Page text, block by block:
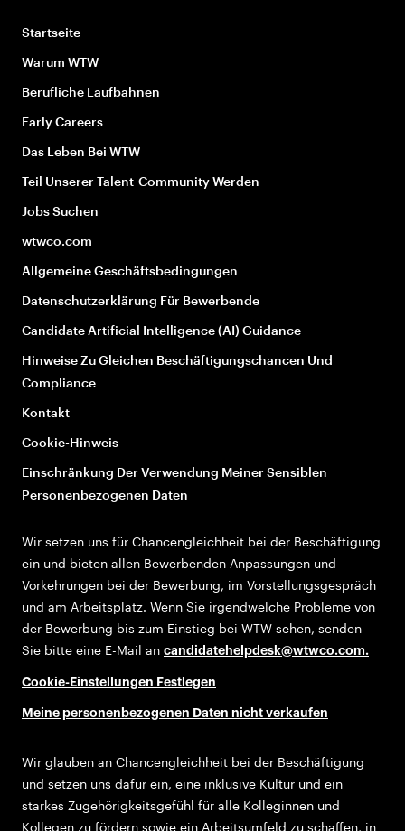
Startseite
Warum WTW
Berufliche Laufbahnen
Early Careers
Das Leben Bei WTW
Teil Unserer Talent-Community Werden
Jobs Suchen
wtwco.com
Allgemeine Geschäftsbedingungen
Datenschutzerklärung Für Bewerbende
Candidate Artificial Intelligence (AI) Guidance
Hinweise Zu Gleichen Beschäftigungschancen Und
Compliance
Kontakt
Cookie-Hinweis
Einschränkung Der Verwendung Meiner Sensiblen
Personenbezogenen Daten
Wir setzen uns für Chancengleichheit bei der Beschäftigung
ein und bieten allen Bewerbenden Anpassungen und
Vorkehrungen bei der Bewerbung, im Vorstellungsgespräch
und am Arbeitsplatz. Wenn Sie irgendwelche Probleme von
der Bewerbung bis zum Einstieg bei WTW sehen, senden
Sie bitte eine E-Mail an candidatehelpdesk@wtwco.com.
Cookie-Einstellungen Festlegen
Meine personenbezogenen Daten nicht verkaufen
Wir glauben an Chancengleichheit bei der Beschäftigung
und setzen uns dafür ein, eine inklusive Kultur und ein
starkes Zugehörigkeitsgefühl für alle Kolleginnen und
Kollegen zu fördern sowie ein Arbeitsumfeld zu schaffen, in